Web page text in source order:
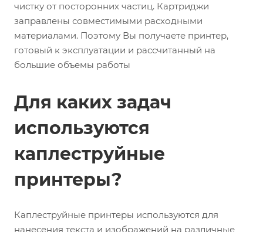
чистку от посторонних частиц. Картриджи
заправлены совместимыми расходными
материалами. Поэтому Вы получаете принтер,
готовый к эксплуатации и рассчитанный на
большие объемы работы
Для каких задач
используются
каплеструйные
принтеры?
Каплеструйные принтеры используются для
нанесения текста и изображений на различные